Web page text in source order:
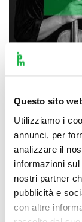
Questo sito
Utilizziamo i
annunci, per
analizzare il
informazioni
nostri partner
pubblicità e
con altre